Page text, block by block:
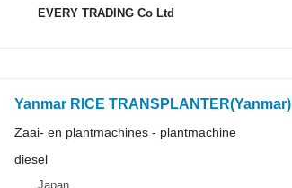
EVERY TRADING Co Ltd
Yanmar RICE TRANSPLANTER(Yanmar)
Zaai- en plantmachines - plantmachine
diesel
Japan